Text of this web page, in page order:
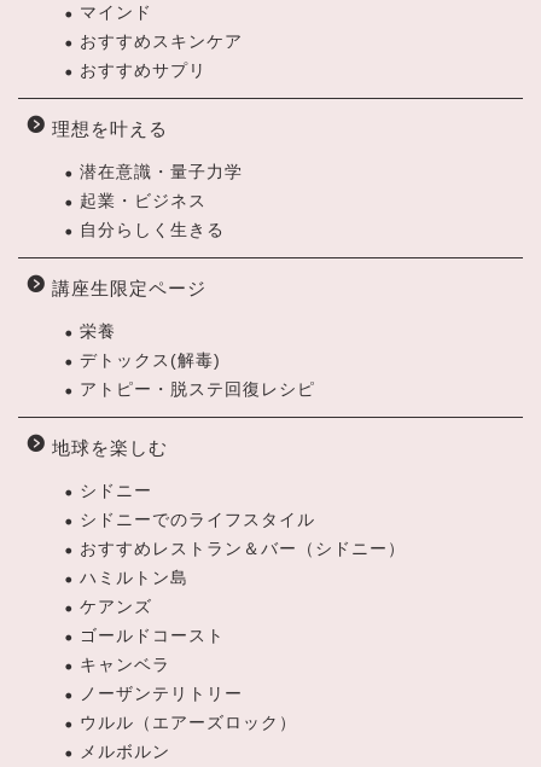
マインド
おすすめスキンケア
おすすめサプリ
理想を叶える
潜在意識・量子力学
起業・ビジネス
自分らしく生きる
講座生限定ページ
栄養
デトックス(解毒)
アトピー・脱ステ回復レシピ
地球を楽しむ
シドニー
シドニーでのライフスタイル
おすすめレストラン＆バー（シドニー）
ハミルトン島
ケアンズ
ゴールドコースト
キャンベラ
ノーザンテリトリー
ウルル（エアーズロック）
メルボルン